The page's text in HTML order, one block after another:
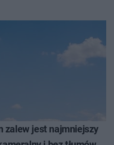
zalew jest najmniejszy